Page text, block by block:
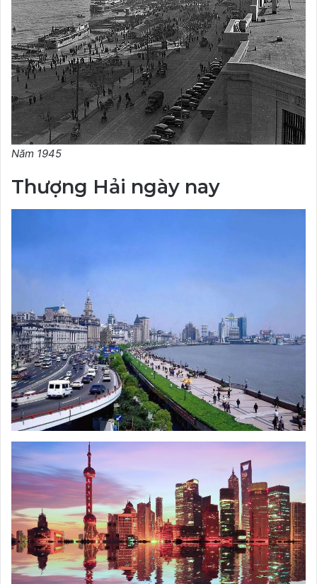
Năm 1945
Thượng Hải ngày nay